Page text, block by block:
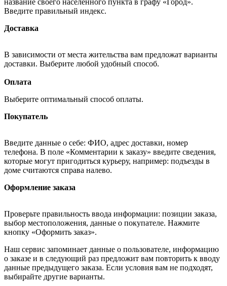
Введите правильный индекс.
Доставка
В зависимости от места жительства вам предложат варианты
доставки. Выберите любой удобный способ.
Оплата
Выберите оптимальный способ оплаты.
Покупатель
Введите данные о себе: ФИО, адрес доставки, номер
телефона. В поле «Комментарии к заказу» введите сведения,
которые могут пригодиться курьеру, например: подъезды в
доме считаются справа налево.
Оформление заказа
Проверьте правильность ввода информации: позиции заказа,
выбор местоположения, данные о покупателе. Нажмите
кнопку «Оформить заказ».
Наш сервис запоминает данные о пользователе, информацию
о заказе и в следующий раз предложит вам повторить к вводу
данные предыдущего заказа. Если условия вам не подходят,
выбирайте другие варианты.